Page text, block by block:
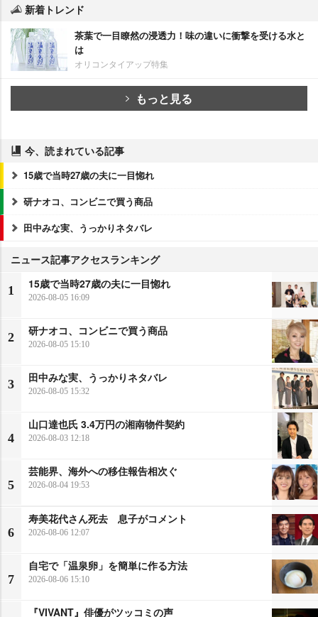
新着トレンド
茶葉で一目瞭然の浸透力！味の違いに衝撃を受ける水と
は
オリコンタイアップ特集
もっと見る
今、読まれている記事
15歳で当時27歳の夫に一目惚れ
研ナオコ、コンビニで買う商品
田中みな実、うっかりネタバレ
ニュース記事アクセスランキング
1
15歳で当時27歳の夫に一目惚れ
2026-08-05 16:09
2
研ナオコ、コンビニで買う商品
2026-08-05 15:10
3
田中みな実、うっかりネタバレ
2026-08-05 15:32
4
山口達也氏 3.4万円の湘南物件契約
2026-08-03 12:18
5
芸能界、海外への移住報告相次ぐ
2026-08-04 19:53
6
寿美花代さん死去 息子がコメント
2026-08-06 12:07
7
自宅で「温泉卵」を簡単に作る方法
2026-08-06 15:10
『VIVANT』俳優がツッコミの声